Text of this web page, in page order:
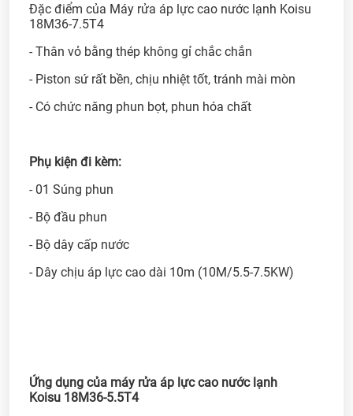
Đặc điểm của Máy rửa áp lực cao nước lạnh Koisu
18M36-7.5T4
- Thân vỏ bằng thép không gỉ chắc chắn
- Piston sứ rất bền, chịu nhiệt tốt, tránh mài mòn
- Có chức năng phun bọt, phun hóa chất
Phụ kiện đi kèm:
- 01 Súng phun
- Bộ đầu phun
- Bộ dây cấp nước
- Dây chịu áp lực cao dài 10m (10M/5.5-7.5KW)
Ứng dụng của máy rửa áp lực cao nước lạnh
Koisu 18M36-5.5T4